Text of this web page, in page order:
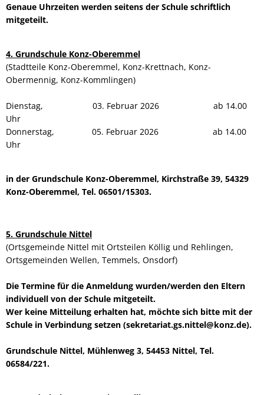
Genaue Uhrzeiten werden seitens der Schule schriftlich
mitgeteilt.
4. Grundschule Konz-Oberemmel
(Stadtteile Konz-Oberemmel, Konz-Krettnach, Konz-
Obermennig, Konz-Kommlingen)
Dienstag, 03. Februar 2026 ab 14.00
Uhr
Donnerstag, 05. Februar 2026 ab 14.00
Uhr
in der Grundschule Konz-Oberemmel, Kirchstraße 39, 54329
Konz-Oberemmel, Tel. 06501/15303.
5. Grundschule Nittel
(Ortsgemeinde Nittel mit Ortsteilen Köllig und Rehlingen,
Ortsgemeinden Wellen, Temmels, Onsdorf)
Die Termine für die Anmeldung wurden/werden den Eltern
individuell von der Schule mitgeteilt.
Wer keine Mitteilung erhalten hat, möchte sich bitte mit der
Schule in Verbindung setzen (sekretariat.gs.nittel@konz.de).
Grundschule Nittel, Mühlenweg 3, 54453 Nittel, Tel.
06584/221.